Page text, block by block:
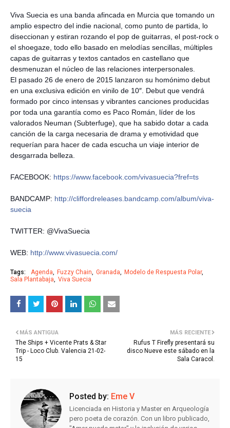
Viva Suecia es una banda afincada en Murcia que tomando un
amplio espectro del indie nacional, como punto de partida, lo
diseccionan y estiran rozando el pop de guitarras, el post-rock o
el shoegaze, todo ello basado en melodías sencillas, múltiples
capas de guitarras y textos cantados en castellano que
desmenuzan el núcleo de las relaciones interpersonales.
El pasado 26 de enero de 2015 lanzaron su homónimo debut
en una exclusiva edición en vinilo de 10″. Debut que vendrá
formado por cinco intensas y vibrantes canciones producidas
por toda una garantía como es Paco Román, líder de los
valorados Neuman (Subterfuge), que ha sabido dotar a cada
canción de la carga necesaria de drama y emotividad que
requerían para hacer de cada escucha un viaje interior de
desgarrada belleza.
FACEBOOK: https://www.facebook.com/vivasuecia?fref=ts
BANDCAMP: http://cliffordreleases.bandcamp.com/album/viva-
suecia
TWITTER: @VivaSuecia
WEB: http://www.vivasuecia.com/
Tags: Agenda Fuzzy Chain Granada
Modelo de Respuesta Polar
Sala Plantabaja
Viva Suecia
MÁS RECIENTE
Rufus T Firefly presentará su
disco Nueve este sábado en la
Sala Caracol.
MÁS ANTIGUA
The Ships + Vicente Prats & Star
Trip - Loco Club. Valencia 21-02-
15
Posted by: Eme V
Licenciada en Historia y Master en Arqueología
pero poeta de corazón. Con un libro publicado,